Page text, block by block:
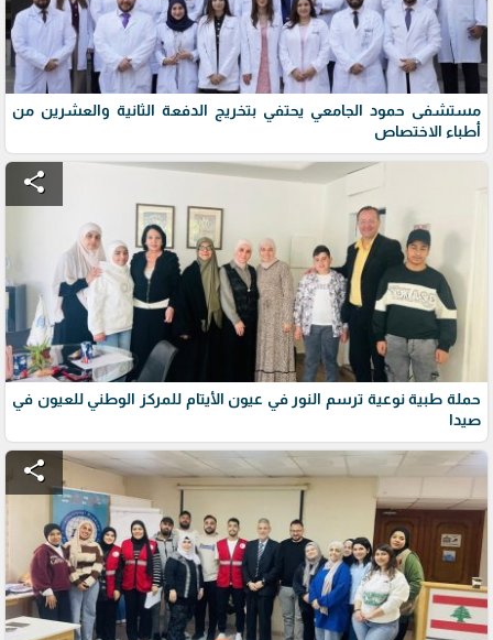
مستشفى حمود الجامعي يحتفي بتخريج الدفعة الثانية والعشرين من
أطباء الاختصاص
share
حملة طبية نوعية ترسم النور في عيون الأيتام للمركز الوطني للعيون في
صيدا
share